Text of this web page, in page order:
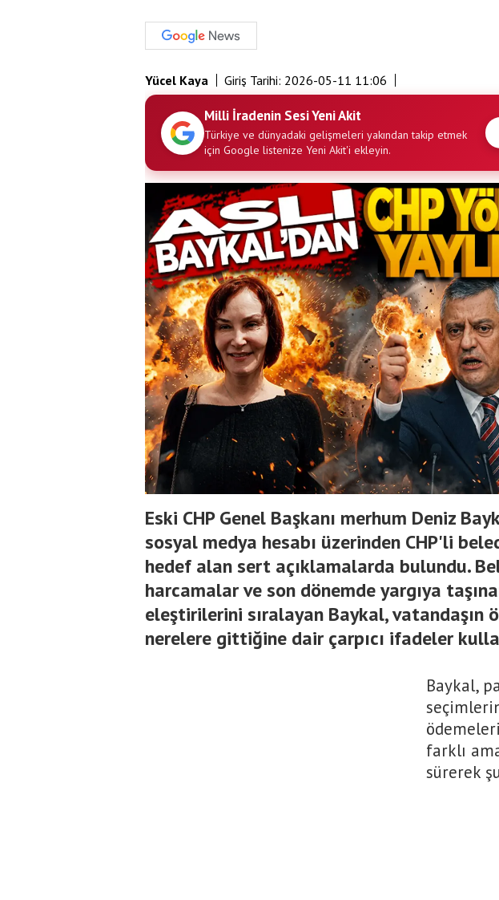
Yücel Kaya Giriş Tarihi: 2026-05-11 11:06
Milli İradenin Sesi Yeni Akit
Türkiye ve dünyadaki gelişmeleri yakından takip etmek
için Google listenize Yeni Akit'i ekleyin.
Eski CHP Genel Başkanı merhum Deniz
sosyal medya hesabı üzerinden CHP'li
hedef alan sert açıklamalarda bulundu.
harcamalar ve son dönemde yargıya
eleştirilerini sıralayan Baykal, vatandaşın
nerelere gittiğine dair çarpıcı ifadeler
Baykal,
farklı
sürerek